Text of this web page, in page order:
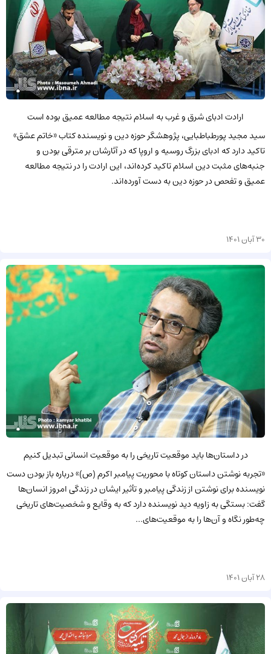
ارادت ادبای شرق و غرب به اسلام نتیجه مطالعه عمیق بوده است
سید مجید پورطباطبایی، پژوهشگر حوزه دین و نویسنده کتاب «خاتم عشق»
تاکید دارد که ادبای بزرگ روسیه و اروپا که در آثارشان بر مترقی بودن و
جنبه‌های مثبت دین اسلام تاکید کرده‌اند،‌ این ارادت را در نتیجه مطالعه
عمیق و تفحص در حوزه دین به دست آورده‌اند.
30 آبان 1401
در داستان‌ها باید موقعیت تاریخی را به موقعیت انسانی تبدیل کنیم
«تجربه نوشتن داستان کوتاه با محوریت پیامبر اکرم (ص)» درباره باز بودن دست
نویسنده برای نوشتن از زندگی پیامبر و تأثیر ایشان در زندگی امروز انسان‌ها
گفت: بستگی به زاویه دید نویسنده دارد که به وقایع و شخصیت‌های تاریخی
چه‌طور نگاه و آن‌ها را به موقعیت‌های...
28 آبان 1401